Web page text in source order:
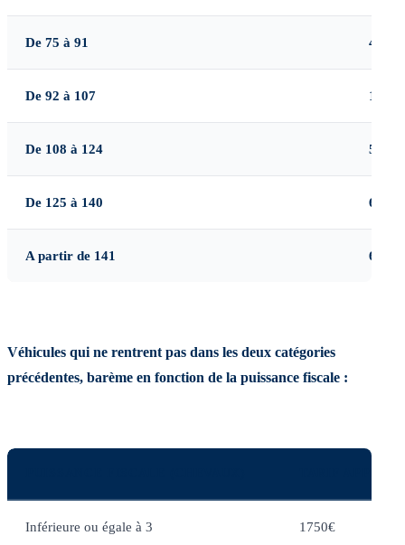
De 75 à 91 4
De 92 à 107 10
De 108 à 124 50
De 125 à 140 60
A partir de 141 65
Véhicules qui ne rentrent pas dans les deux catégories
précédentes, barème en fonction de la puissance fiscale :
Inférieure ou égale à 3 1750€